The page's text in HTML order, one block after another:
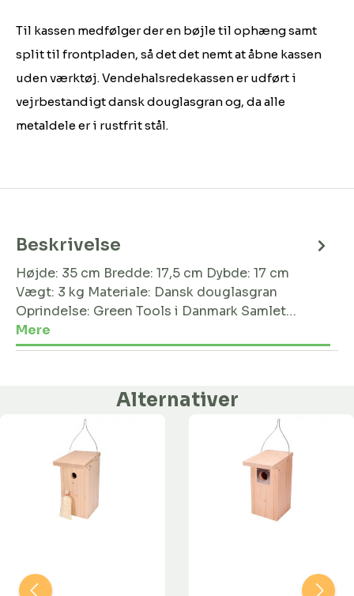
Til kassen medfølger der en bøjle til ophæng samt
split til frontpladen, så det det nemt at åbne kassen
uden værktøj. Vendehalsredekassen er udført i
vejrbestandigt dansk douglasgran og, da alle
metaldele er i rustfrit stål.
Beskrivelse
Højde: 35 cm Bredde: 17,5 cm Dybde: 17 cm
Vægt: 3 kg Materiale: Dansk douglasgran
Oprindelse: Green Tools i Danmark Samlet…
Mere
Alternativer